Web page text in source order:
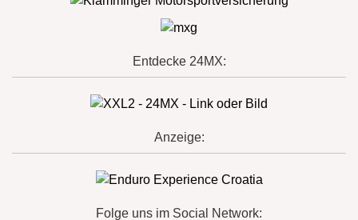
Entdecke 24MX:
Anzeige:
Folge uns im Social Network: